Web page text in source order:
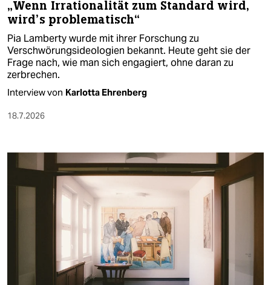
„Wenn Irrationalität zum Standard wird,
wird’s problematisch“
Pia Lamberty wurde mit ihrer Forschung zu
Verschwörungsideologien bekannt. Heute geht sie der
Frage nach, wie man sich engagiert, ohne daran zu
zerbrechen.
Interview von Karlotta Ehrenberg
18.7.2026